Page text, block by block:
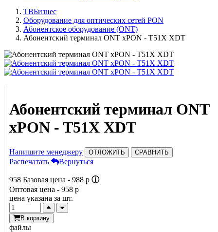
ТВБизнес
Оборудование для оптических сетей PON
Абонентское оборудование (ONT)
Абонентский терминал ONT xPON - T51X XDT
Абонентский терминал ONT
xPON - T51X XDT
Напишите менеджеру ОТЛОЖИТЬ СРАВНИТЬ
Распечатать Вернуться
958 Базовая цена - 988 p ⓘ
Оптовая цена - 958 p
цена указана за шт.
В корзину
файлы